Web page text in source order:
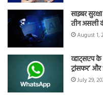
साइबर
तीन असली
August 1,
व्हाट्सएप के
ट्रांसफर’
July 29,